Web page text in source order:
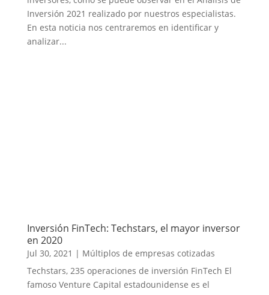
Inversión 2021 realizado por nuestros especialistas.
En esta noticia nos centraremos en identificar y
analizar...
Inversión FinTech: Techstars, el mayor inversor
en 2020
Jul 30, 2021 | Múltiplos de empresas cotizadas
Techstars, 235 operaciones de inversión FinTech El
famoso Venture Capital estadounidense es el